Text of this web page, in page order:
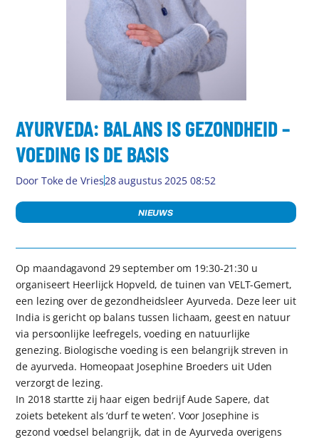
AYURVEDA: BALANS IS GEZONDHEID –
VOEDING IS DE BASIS
Door Toke de Vries28 augustus 2025 08:52
NIEUWS
Op maandagavond 29 september om 19:30-21:30 u
organiseert Heerlijck Hopveld, de tuinen van VELT-Gemert,
een lezing over de gezondheidsleer Ayurveda. Deze leer uit
India is gericht op balans tussen lichaam, geest en natuur
via persoonlijke leefregels, voeding en natuurlijke
genezing. Biologische voeding is een belangrijk streven in
de ayurveda. Homeopaat Josephine Broeders uit Uden
verzorgt de lezing.
In 2018 startte zij haar eigen bedrijf Aude Sapere, dat
zoiets betekent als ‘durf te weten’. Voor Josephine is
gezond voedsel belangrijk, dat in de Ayurveda overigens